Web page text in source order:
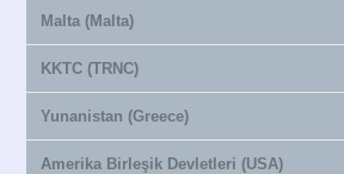
Malta (Malta)
KKTC (TRNC)
Yunanistan (Greece)
Amerika Birleşik Devletleri (USA)